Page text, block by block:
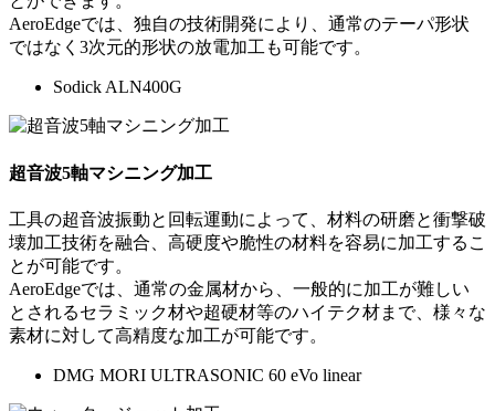
AeroEdgeでは、独自の技術開発により、通常のテーパ形状
ではなく3次元的形状の放電加工も可能です。
Sodick ALN400G
超音波5軸マシニング加工
工具の超音波振動と回転運動によって、材料の研磨と衝撃破
壊加工技術を融合、高硬度や脆性の材料を容易に加工するこ
とが可能です。
AeroEdgeでは、通常の金属材から、一般的に加工が難しい
とされるセラミック材や超硬材等のハイテク材まで、様々な
素材に対して高精度な加工が可能です。
DMG MORI ULTRASONIC 60 eVo linear